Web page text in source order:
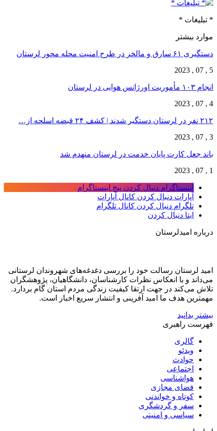
* تبلیغات *
موارد بیشتر
دستگیری ۶۱ سارق و مالخر در طرح امنیت محله محور لرستان
5 , 07 , 2023
انجام ۱۰۳ مأموریت اورژانس هوایی در لرستان
4 , 07 , 2023
۲۱۲ نفر در لرستان دستگیر شدند | کشف ۲۴ قبضه اسلحه از…
3 , 07 , 2023
باند جعل کارت پایان خدمت در لرستان منهدم شد
1 , 07 , 2023
اینستاگرام دنبال کردن پیج اینستاگرام
آپارات دنبال کردن کانال آپارات
تلگرام دنبال کردن کانال تلگرام
ایتا دنبال کردن
درباره امیدلرستان
امید لرستان رسالت خود را بررسی دغدغه‌های شهروندان لرستانی
می‌داند و با انعکاس نظرات کارشناسان، دانشگاهیان، پژوهشگران
تلاش می‌کند در جهت ارتقا کیفیت زندگی مردم استان گام بردارد.
مهمترین هدف ما امید آفرینی و انتشار سریع اخبار است.
بیشتر بدانید
فهرست راهبری
گالری
ویدئو
حوادث
اجتماعی
هواشناسی
فضای مجازی
کوتاه و خواندنی
سفر و گردشگری
سیاسی و امنیتی